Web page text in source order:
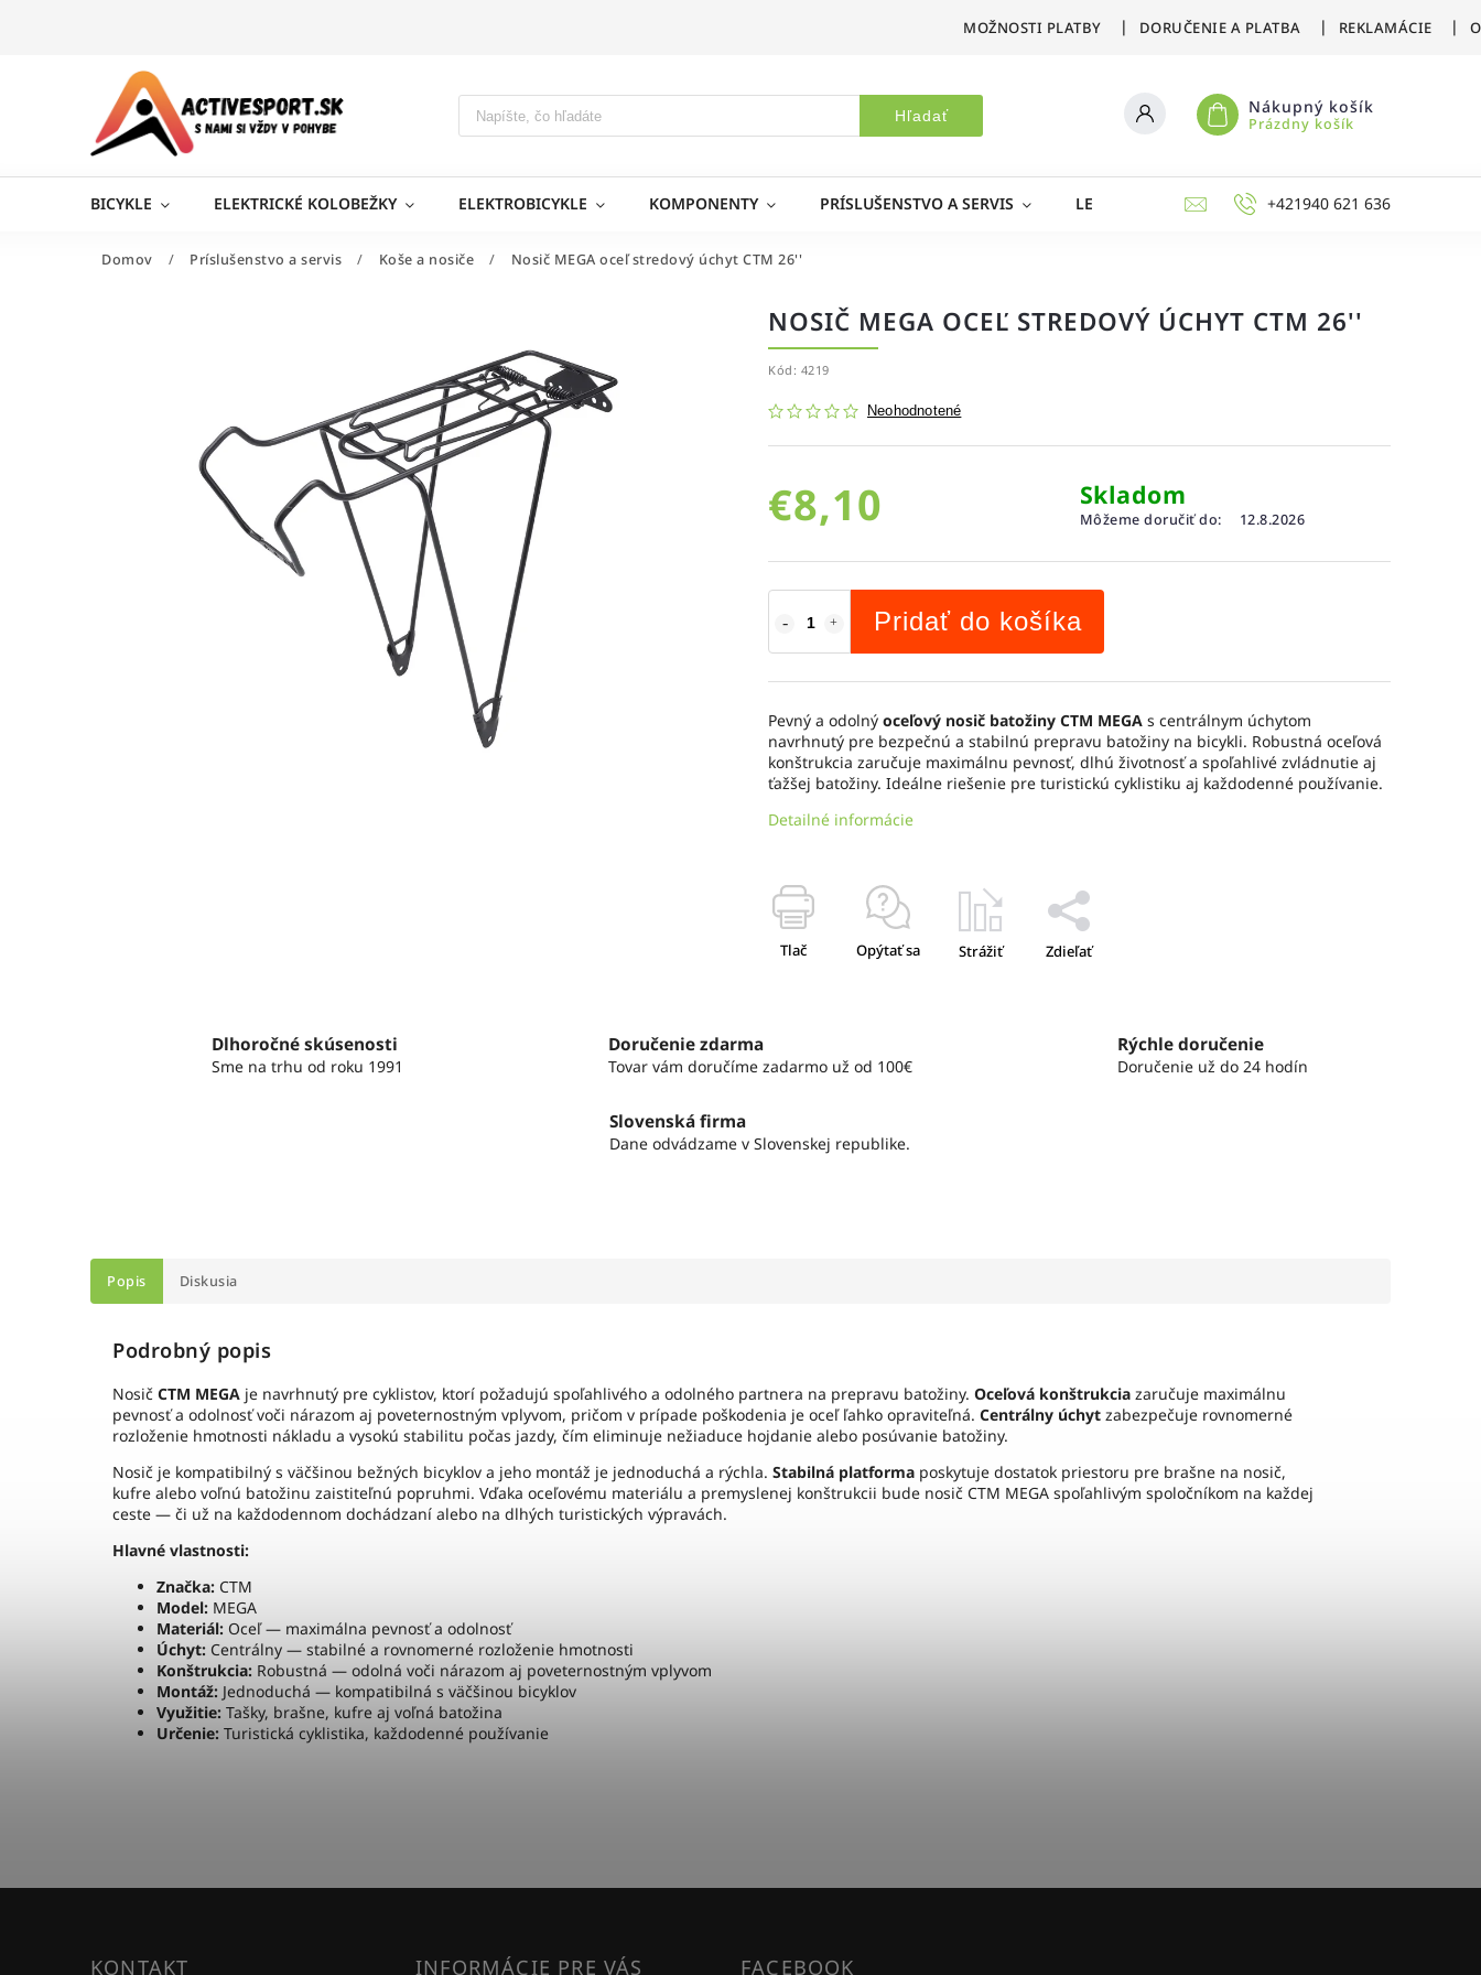
MOŽNOSTI PLATBY DORUČENIE A PLATBA REKLAMÁCIE
Hľadať Nákupný košík
Prázdny košík
BICYKLE ELEKTRICKÉ KOLOBEŽKY ELEKTROBICYKLE KOMPONENTY PRÍSLUŠENSTVO A SERVIS LETNÉ ŠPORTY ZIMNÉ ŠPORTY
+421940 621 636
Domov / Príslušenstvo a servis / Koše a nosiče / Nosič MEGA oceľ stredový úchyt CTM 26''
NOSIČ MEGA OCEĽ STREDOVÝ ÚCHYT CTM 26''
Kód: 4219
Neohodnotené
€8,10 Skladom
Môžeme doručiť do: 12.8.2026
Pridať do košíka
Pevný a odolný oceľový nosič batožiny CTM MEGA s centrálnym úchytom
navrhnutý pre bezpečnú a stabilnú prepravu batožiny na bicykli. Robustná oceľová
konštrukcia zaručuje maximálnu pevnosť, dlhú životnosť a spoľahlivé zvládnutie aj
ťažšej batožiny. Ideálne riešenie pre turistickú cyklistiku aj každodenné používanie.
Detailné informácie
Tlač Opýtať sa Strážiť Zdieľať
Dlhoročné skúsenosti
Sme na trhu od roku 1991
Doručenie zdarma
Tovar vám doručíme zadarmo už od 100€
Rýchle doručenie
Doručenie už do 24 hodín
Slovenská firma
Dane odvádzame v Slovenskej republike.
Popis Diskusia
Podrobný popis
Nosič CTM MEGA je navrhnutý pre cyklistov, ktorí požadujú spoľahlivého a odolného partnera na prepravu batožiny. Oceľová konštrukcia zaručuje maximálnu
pevnosť a odolnosť voči nárazom aj poveternostným vplyvom, pričom v prípade poškodenia je oceľ ľahko opraviteľná. Centrálny úchyt zabezpečuje rovnomerné
rozloženie hmotnosti nákladu a vysokú stabilitu počas jazdy, čím eliminuje nežiaduce hojdanie alebo posúvanie batožiny.
Nosič je kompatibilný s väčšinou bežných bicyklov a jeho montáž je jednoduchá a rýchla. Stabilná platforma poskytuje dostatok priestoru pre brašne na nosič,
kufre alebo voľnú batožinu zaistiteľnú popruhmi. Vďaka oceľovému materiálu a premyslenej konštrukcii bude nosič CTM MEGA spoľahlivým spoločníkom na každej
ceste — či už na každodennom dochádzaní alebo na dlhých turistických výpravách.
Hlavné vlastnosti:
Značka: CTM
Model: MEGA
Materiál: Oceľ — maximálna pevnosť a odolnosť
Úchyt: Centrálny — stabilné a rovnomerné rozloženie hmotnosti
Konštrukcia: Robustná — odolná voči nárazom aj poveternostným vplyvom
Montáž: Jednoduchá — kompatibilná s väčšinou bicyklov
Využitie: Tašky, brašne, kufre aj voľná batožina
Určenie: Turistická cyklistika, každodenné používanie
KONTAKT INFORMÁCIE PRE VÁS FACEBOOK